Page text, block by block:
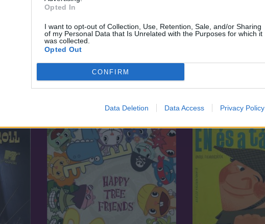
Opted In
I want to opt-out of Collection, Use, Retention, Sale, and/or Sharing
of my Personal Data that Is Unrelated with the Purposes for which it
was collected.
Opted Out
CONFIRM
Data Deletion Data Access Privacy Policy
Fej vagy írás Troll